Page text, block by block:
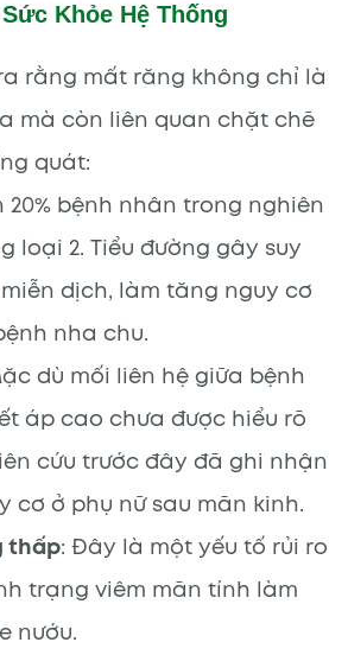
Khỏe Hệ Thống
rằng mất răng không chỉ là
mà còn liên quan chặt chẽ
quát:
20% bệnh nhân trong nghiên
loại 2. Tiểu đường gây suy
dịch, làm tăng nguy cơ
nha chu.
dù mối liên hệ giữa bệnh
áp cao chưa được hiểu rõ
cứu trước đây đã ghi nhận
cơ ở phụ nữ sau mãn kinh.
thấp: Đây là một yếu tố rủi ro
trạng viêm mãn tính làm
nướu.